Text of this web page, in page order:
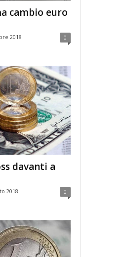
cambio euro
2018 0
davanti a
2018 0